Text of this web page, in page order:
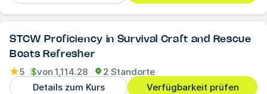
STCW Proficiency in Survival Craft and Rescue
Boats Refresher
5 $von 1,114.28
2 Standorte
Details zum Kurs
Verfügbarkeit prüfen